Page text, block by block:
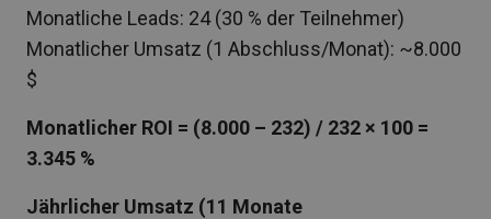
Monatliche Leads: 24 (30 % der Teilnehmer)
Monatlicher Umsatz (1 Abschluss/Monat): ~8.000
$
Monatlicher ROI = (8.000 – 232) / 232 × 100 =
3.345 %
Jährlicher Umsatz (11 Monate